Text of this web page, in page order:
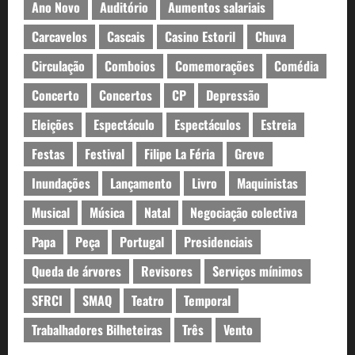
Ano Novo Auditório
Aumentos salariais
Carcavelos
Cascais Casino Estoril
Chuva
Circulação
Comboios Comemorações
Comédia
Concerto
Concertos CP
Depressão
Eleições
Espectáculo Espectáculos
Estreia
Festas
Festival Filipe La Féria
Greve
Inundações
Lançamento Livro
Maquinistas
Musical
Música Natal
Negociação colectiva
Papa
Peça Portugal
Presidenciais
Queda de árvores
Revisores
Serviços mínimos
SFRCI
SMAQ Teatro
Temporal
Trabalhadores Bilheteiras
Três Vento